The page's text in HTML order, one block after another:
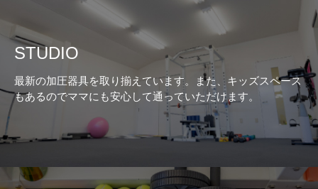
STUDIO
最新の加圧器具を取り揃えています。また、キッズスペース
もあるのでママにも安心して通っていただけます。